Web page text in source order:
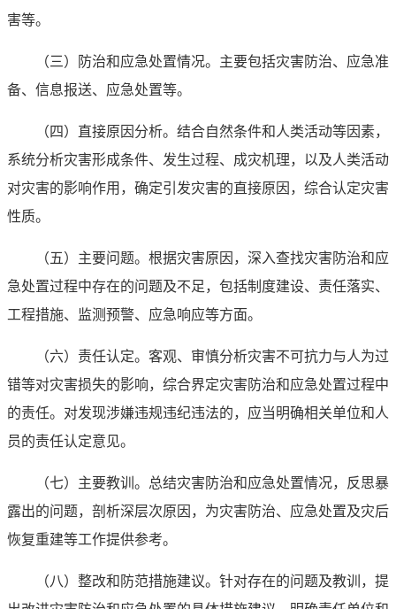
害等。
（三）防治和应急处置情况。 主要包括灾害防治、应急准
备、信息报送、应急处置等。
（四）直接原因分析。 结合自然条件和人类活动等因素，
系统分析灾害形成条件、发生过程、成灾机理，以及人类活动
对灾害的影响作用，确定引发灾害的直接原因，综合认定灾害
性质。
（五）主要问题。 根据灾害原因，深入查找灾害防治和应
急处置过程中存在的问题及不足，包括制度建设、责任落实、
工程措施、监测预警、应急响应等方面。
（六）责任认定。 客观、审慎分析灾害不可抗力与人为过
错等对灾害损失的影响，综合界定灾害防治和应急处置过程中
的责任。对发现涉嫌违规违纪违法的，应当明确相关单位和人
员的责任认定意见。
（七）主要教训。 总结灾害防治和应急处置情况，反思暴
露出的问题，剖析深层次原因，为灾害防治、应急处置及灾后
恢复重建等工作提供参考。
（八）整改和防范措施建议。 针对存在的问题及教训，提